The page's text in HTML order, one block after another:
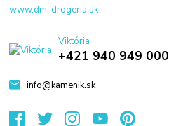
www.dm-drogeria.sk
Viktória
+421 940 949 000
info@kamenik.sk